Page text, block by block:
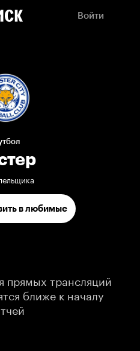
Войти
в любимые
любимых
прямых трансляций
ближе к началу